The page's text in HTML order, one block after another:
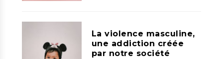
La violence masculine,
une addiction créée
par notre société